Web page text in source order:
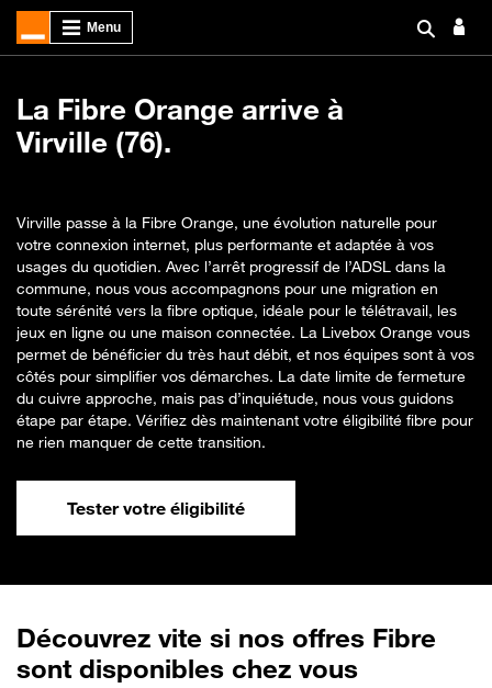
La Fibre Orange arrive à
Virville (76).
Virville passe à la Fibre Orange, une évolution naturelle pour
votre connexion internet, plus performante et adaptée à vos
usages du quotidien. Avec l’arrêt progressif de l’ADSL dans la
commune, nous vous accompagnons pour une migration en
toute sérénité vers la fibre optique, idéale pour le télétravail, les
jeux en ligne ou une maison connectée. La Livebox Orange vous
permet de bénéficier du très haut débit, et nos équipes sont à vos
côtés pour simplifier vos démarches. La date limite de fermeture
du cuivre approche, mais pas d’inquiétude, nous vous guidons
étape par étape. Vérifiez dès maintenant votre éligibilité fibre pour
ne rien manquer de cette transition.
Tester votre éligibilité
Découvrez vite si nos offres Fibre
sont disponibles chez vous